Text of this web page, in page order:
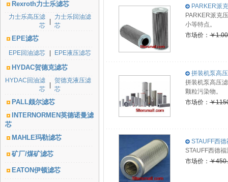
Rexroth力士乐滤芯
力士乐高压滤
芯
力士乐回油滤
芯
EPE滤芯
EPE回油滤芯 EPE液压滤芯
HYDAC贺德克滤芯
HYDAC回油滤
芯
贺德克液压滤
芯
PALL颇尔滤芯
INTERNORMEN英德诺曼滤
芯
MAHLE玛勒滤芯
矿厂/煤矿滤芯
EATON伊顿滤芯
PARKER派
PARKER派克
小等特点。
市场价： ￥
拼装机泵高
拼装机泵高压
颗粒污染物。
市场价： ￥
STAUFF西
STAUFF西德
市场价： ￥